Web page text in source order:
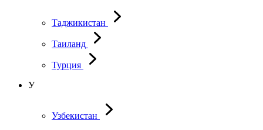
Таджикистан
Таиланд
Турция
У
Узбекистан